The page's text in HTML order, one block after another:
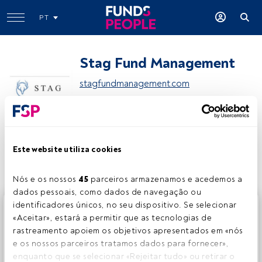
Este website utiliza cookies
Nós e os nossos 45 parceiros armazenamos e acedemos a
dados pessoais, como dados de navegação ou
identificadores únicos, no seu dispositivo. Se selecionar
«Aceitar», estará a permitir que as tecnologias de
rastreamento apoiem os objetivos apresentados em «nós
e os nossos parceiros tratamos dados para fornecer»,
enquanto que se selecionar «Rejeitar tudo» ou retirar o
PT
Stag Fund Management
stagfundmanagement.com
Este é um artigo exclusivo para os utilizadores registados
da FundsPeople. Se já estiver registado, aceda através do
botão Login. Se ainda não tem conta, convidamo-lo a
registar-se e a desfrutar de todo o universo que a
FundsPeople oferece.